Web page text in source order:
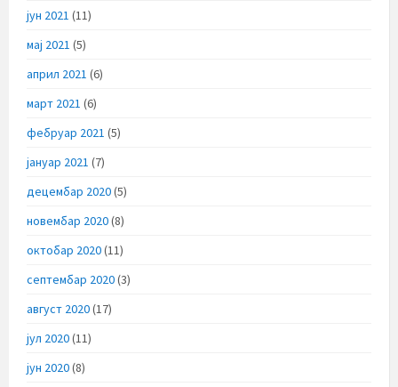
јун 2021 (11)
мај 2021 (5)
април 2021 (6)
март 2021 (6)
фебруар 2021 (5)
јануар 2021 (7)
децембар 2020(5)
новембар 2020(8)
октобар 2020(11)
септембар 2020(3)
август 2020(17)
јул 2020(11)
јун 2020(8)